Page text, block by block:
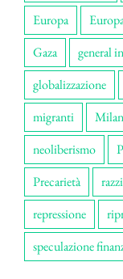
Europa
Gaza
general
globalizzazione
migranti
neoliberismo
Precarietà
repressione
speculazione